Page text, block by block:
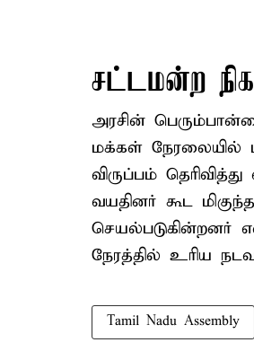
சட்டமன்ற
அரசின்
மக்கள் நேரலையில்
விருப்பம்
வயதினர் கூட
செயல்படுகின்றனர்
நேரத்தில் உரிய
Tamil Nadu Assembly